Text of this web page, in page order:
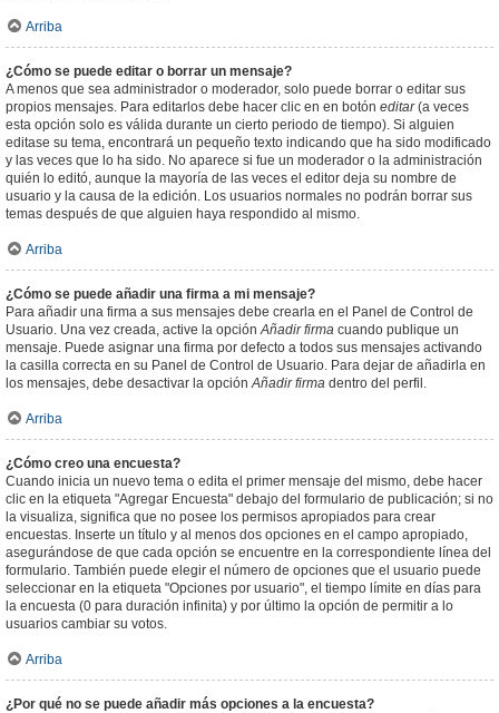
Arriba
¿Cómo se puede editar o borrar un mensaje?
A menos que sea administrador o moderador, solo puede borrar o editar sus
propios mensajes. Para editarlos debe hacer clic en en botón editar(a veces
esta opción solo es válida durante un cierto periodo de tiempo). Si alguien
editase su tema, encontrará un pequeño texto indicando que ha sido modificado
y las veces que lo ha sido. No aparece si fue un moderador o la administración
quién lo editó, aunque la mayoría de las veces el editor deja su nombre de
usuario y la causa de la edición. Los usuarios normales no podrán borrar sus
temas después de que alguien haya respondido al mismo.
Arriba
¿Cómo se puede añadir una firma a mi mensaje?
Para añadir una firma a sus mensajes debe crearla en el Panel de Control de
Usuario. Una vez creada, active la opciónAñadir firma cuando publique un
mensaje. Puede asignar una firma por defecto a todos sus mensajes activando
la casilla correcta en su Panel de Control de Usuario. Para dejar de añadirla en
los mensajes, debe desactivar la opciónAñadir firma dentro del perfil.
Arriba
¿Cómo creo una encuesta?
Cuando inicia un nuevo tema o edita el primer mensaje del mismo, debe hacer
clic en la etiqueta "Agregar Encuesta" debajo del formulario de publicación; si no
la visualiza, significa que no posee los permisos apropiados para crear
encuestas. Inserte un título y al menos dos opciones en el campo apropiado,
asegurándose de que cada opción se encuentre en la correspondiente línea del
formulario. También puede elegir el número de opciones que el usuario puede
seleccionar en la etiqueta "Opciones por usuario", el tiempo límite en días para
la encuesta (0 para duración infinita) y por último la opción de permitir a lo
usuarios cambiar su votos.
Arriba
¿Por qué no se puede añadir más opciones a la encuesta?